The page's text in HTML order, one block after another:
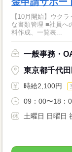
【10月開始】ウク
な書類管理 ■社員へ
料作成、一覧表...
一般事務・
東京都千代田
時給2,100円
09：00〜18：
土曜日 日曜日